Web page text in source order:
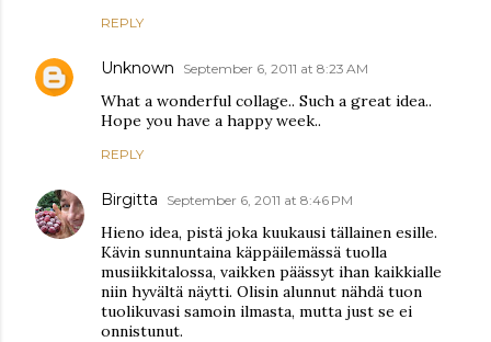
REPLY
Unknown September 6, 2011 at 8:23 AM
What a wonderful collage.. Such a great idea..
Hope you have a happy week..
REPLY
Birgitta September 6, 2011 at 8:46 PM
Hieno idea, pistä joka kuukausi tällainen esille.
Kävin sunnuntaina käppäilemässä tuolla
musiikkitalossa, vaikken päässyt ihan kaikkialle
niin hyvältä näytti. Olisin alunnut nähdä tuon
tuolikuvasi samoin ilmasta, mutta just se ei
onnistunut.